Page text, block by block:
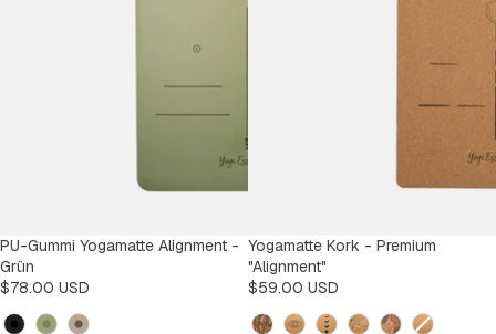
PU-Gummi Yogamatte Alignment -
Grün
$78.00 USD
Kleur
Yogamatte Kork - Premium
"Alignment"
$59.00 USD
Design